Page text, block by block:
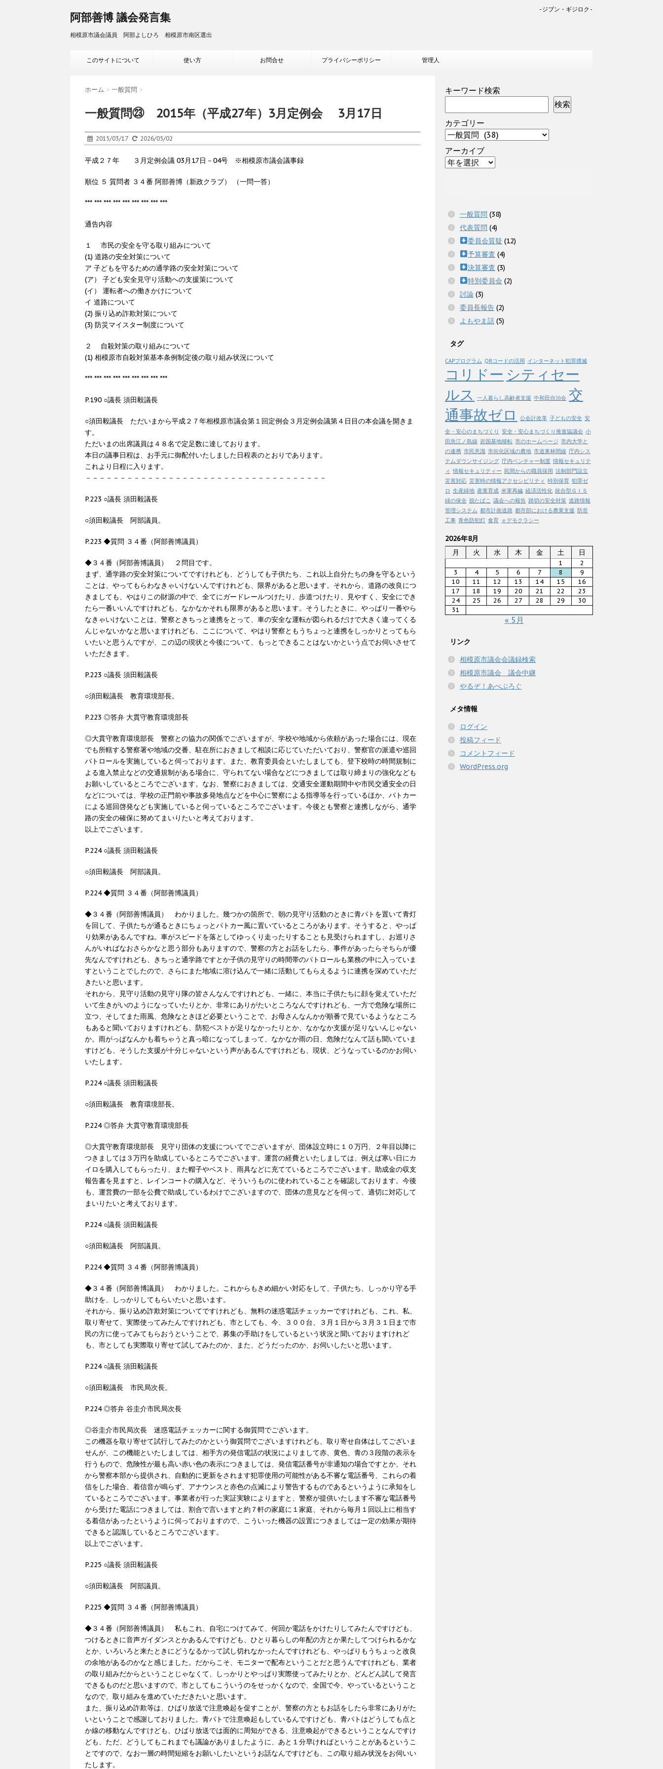
阿部善博 議会発言集
相模原市議会議員 阿部よしひろ 相模原市南区選出
-ジブン・ギジロク-
このサイトについて 使い方 お問合せ プライバシーポリシー 管理人
ホーム > 一般質問 >
一般質問㉓ 2015年（平成27年）3月定例会 3月17日
2015/03/17 2026/05/02
平成２７年 ３月定例会議 03月17日－04号 ※相模原市議会議事録
順位 ５ 質問者 ３４番 阿部善博（新政クラブ） （一問一答）
*** *** *** *** *** *** *** *** ***
通告内容
１ 市民の安全を守る取り組みについて
(1) 道路の安全対策について
ア 子どもを守るための通学路の安全対策について
(ア） 子ども安全見守り活動への支援策について
(イ） 運転者への働きかけについて
イ 道路について
(2) 振り込め詐欺対策について
(3) 防災マイスター制度について
２ 自殺対策の取り組みについて
(1) 相模原市自殺対策基本条例制定後の取り組み状況について
*** *** *** *** *** *** *** *** ***
P.190 ○議長 須田毅議長
○須田毅議長 ただいまから平成２７年相模原市議会第１回定例会３月定例会議第４日目の本会議を開きま
す。
ただいまの出席議員は４８名で定足数に達しております。
本日の議事日程は、お手元に御配付いたしました日程表のとおりであります。
これより日程に入ります。
－－－－－－－－－－－－－－－－－－－－－－－－－－－－－－－－－－－
P.223 ○議長 須田毅議長
○須田毅議長 阿部議員。
P.223 ◆質問 ３４番（阿部善博議員）
◆３４番（阿部善博議員） ２問目です。
まず、通学路の安全対策についてですけれども、どうしても子供たち、これ以上自分たちの身を守るという
ことは、やってもらわなきゃいけないんですけれども、限界があると思います。それから、道路の改良につ
きましても、やはりこの財源の中で、全てにガードレールつけたり、歩道つけたり、見やすく、安全にでき
たら一番いいんですけれども、なかなかそれも限界があると思います。そうしたときに、やっぱり一番やら
なきゃいけないことは、警察ときちっと連携をとって、車の安全な運転が図られるだけで大きく違ってくる
んじゃないかなと思いますけれども、ここについて、やはり警察ともうちょっと連携をしっかりとってもら
いたいと思うんですが、この辺の現状と今後について、もっとできることはないかという点でお伺いさせて
いただきます。
P.223 ○議長 須田毅議長
○須田毅議長 教育環境部長。
P.223 ◎答弁 大貫守教育環境部長
◎大貫守教育環境部長 警察との協力の関係でございますが、学校や地域から依頼があった場合には、現在
でも所轄する警察署や地域の交番、駐在所におきまして相談に応じていただいており、警察官の派遣や巡回
パトロールを実施していると伺っております。また、教育委員会といたしましても、登下校時の時間規制に
よる進入禁止などの交通規制がある場合に、守られてない場合などにつきましては取り締まりの強化なども
お願いしているところでございます。なお、警察におきましては、交通安全運動期間中や市民交通安全の日
などについては、学校の正門前や事故多発地点などを中心に警察による指導等を行っているほか、パトカー
による巡回啓発なども実施していると伺っているところでございます。今後とも警察と連携しながら、通学
路の安全の確保に努めてまいりたいと考えております。
以上でございます。
P.224 ○議長 須田毅議長
○須田毅議長 阿部議員。
P.224 ◆質問 ３４番（阿部善博議員）
◆３４番（阿部善博議員） わかりました。幾つかの箇所で、朝の見守り活動のときに青パトを置いて青灯
を回して、子供たちが通るときにちょっとパトカー風に置いているところがあります。そうすると、やっぱ
り効果があるんですね。車がスピードを落としてゆっくり走ったりすることも見受けられますし、お巡りさ
んがいればなおさらかなと思う部分もありますので、警察の方とお話をしたら、事件があったらそちらが優
先なんですけれども、きちっと通学路ですとか子供の見守りの時間帯のパトロールも業務の中に入っていま
すということでしたので、さらにまた地域に溶け込んで一緒に活動してもらえるように連携を深めていただ
きたいと思います。
それから、見守り活動の見守り隊の皆さんなんですけれども、一緒に、本当に子供たちに顔を覚えていただ
いて生きがいのようになっていたりとか、非常にありがたいところなんですけれども、一方で危険な場所に
立つ、そしてまた雨風、危険なときほど必要ということで、お母さんなんかが順番で見ているようなところ
もあると聞いておりますけれども、防犯ベストが足りなかったりとか、なかなか支援が足りないんじゃない
か。雨がっぱなんかも着ちゃうと真っ暗になってしまって、なかなか雨の日、危険だなんて話も聞いていま
すけども、そうした支援が十分じゃないという声があるんですけれども、現状、どうなっているのかお伺い
いたします。
P.224 ○議長 須田毅議長
○須田毅議長 教育環境部長。
P.224 ◎答弁 大貫守教育環境部長
◎大貫守教育環境部長 見守り団体の支援についてでございますが、団体設立時に１０万円、２年目以降に
つきましては３万円を助成しているところでございます。運営の経費といたしましては、例えば寒い日にカ
イロを購入してもらったり、また帽子やベスト、雨具などに充てているところでございます。助成金の収支
報告書を見ますと、レインコートの購入など、そういうものに使われていることを確認しております。今後
も、運営費の一部を公費で助成しているわけでございますので、団体の意見などを伺って、適切に対応して
まいりたいと考えております。
P.224 ○議長 須田毅議長
○須田毅議長 阿部議員。
P.224 ◆質問 ３４番（阿部善博議員）
◆３４番（阿部善博議員） わかりました。これからもきめ細かい対応をして、子供たち、しっかり守る手
助けを、しっかりしてもらいたいと思います。
それから、振り込め詐欺対策についてですけれども、無料の迷惑電話チェッカーですけれども、これ、私、
取り寄せて、実際使ってみたんですけれども、市としても、今、３００台、３月１日から３月３１日まで市
民の方に使ってみてもらおうということで、募集の手助けをしているという状況と聞いておりますけれど
も、市としても実際取り寄せて試してみたのか、また、どうだったのか、お伺いしたいと思います。
P.224 ○議長 須田毅議長
○須田毅議長 市民局次長。
P.224 ◎答弁 谷圭介市民局次長
◎谷圭介市民局次長 迷惑電話チェッカーに関する御質問でございます。
この機器を取り寄せて試行してみたのかという御質問でございますけれども、取り寄せ自体はしてございま
せんが、この機能といたしましては、相手方の発信電話の状況によりまして赤、黄色、青の３段階の表示を
行うもので、危険性が最も高い赤い色の表示につきましては、発信電話番号が非通知の場合ですとか、それ
から警察本部から提供され、自動的に更新をされます犯罪使用の可能性がある不審な電話番号、これらの着
信をした場合、着信音が鳴らず、アナウンスと赤色の点滅により警告するものであるというように承知をし
ているところでございます。事業者が行った実証実験によりますと、警察が提供いたします不審な電話番号
から受けた電話につきましては、割合で言いますと約７軒の家庭に１家庭、それから毎月１回以上に相当す
る着信があったというように伺っておりますので、こういった機器の設置につきましては一定の効果が期待
できると認識しているところでございます。
以上でございます。
P.225 ○議長 須田毅議長
○須田毅議長 阿部議員。
P.225 ◆質問 ３４番（阿部善博議員）
◆３４番（阿部善博議員） 私もこれ、自宅につけてみて、何回か電話をかけたりしてみたんですけども、
つけるときに音声ガイダンスとかあるんですけども、ひとり暮らしの年配の方とか果たしてつけられるかな
とか、いろいろと来たときにどうなるかって試し切れなかったんですけれども、やっぱりもうちょっと改良
の余地があるのかなと感じました。だからこそ、モニターで配布ということだと思うんですけれども、業者
の取り組みだからということじゃなくて、しっかりとやっぱり実際使ってみたりとか、どんどん試して発言
できるものだと思いますので、市としてもこういうのをせっかくなので、全国で今、やっているということ
なので、取り組みを進めていただきたいと思います。
また、振り込め詐欺等は、ひばり放送で注意喚起を促すことが、警察の方ともお話をしたら非常にありがた
いということで感謝しておりました。青パトで注意喚起もしているんですけども、青パトはどうしても点と
か線の移動なんですけども、ひばり放送では面的に周知ができる、注意喚起ができるということなんですけ
ども、ただ、どうしてもこれまでも議論がありましたように、あと１分早ければということがあるというこ
とですので、なお一層の時間短縮をお願いしたいというお話なんですけども、この取り組み状況をお伺いい
たします。
キーワード検索
検索
カテゴリー
アーカイブ
一般質問 (38)
代表質問 (4)
委員会質疑 (12)
予算審査 (4)
決算審査 (3)
特別委員会 (2)
討論 (3)
委員長報告 (2)
よもやま話 (5)
タグ
CAPプログラム QRコードの活用 インターネット犯罪撲滅
コリドー シティセー
ルス
一人暮らし高齢者支援 中和田自治会 交
通事故ゼロ
公会計改革 子どもの安全 安
全・安心のまちづくり 安全・安心まちづくり推進協議会 小
田急江ノ島線 岩国基地移転 市のホームページ 市内大学と
の連携 市民意識 市街化区域の農地 市道東林間線 庁内シス
テムダウンサイジング 庁内ベンチャー制度 情報セキュリテ
ィ 情報セキュリティー 民間からの職員採用 法制部門設立
災害対応 災害時の情報アクセシビリティ 特別保育 犯罪ゼ
ロ 生産緑地 産業育成 米軍再編 経済活性化 統合型ＧＩＳ
緑の保全 脱たばこ 議会への報告 踏切の安全対策 道路情報
管理システム 都市計画道路 都市部における農業支援 防音
工事 青色防犯灯 食育 ｅデモクラシー
2026年8月
月
火 水 木 金 土 日
1
2
3
4 5 6 7 8
9
10
11 12 13 14 15
16
17
18 19 20 21 22
23
24
25 26 27 28 29
30
31
« 5月
リンク
相模原市議会会議録検索
相模原市議会 議会中継
やるぞ！あべぶろぐ
メタ情報
ログイン
投稿フィード
コメントフィード
WordPress.org